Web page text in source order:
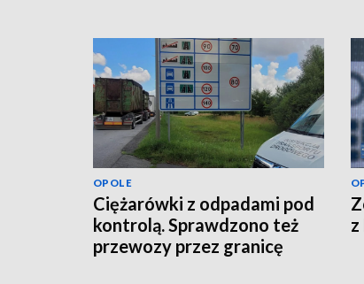
OPOLE
Ciężarówki z odpadami pod
kontrolą. Sprawdzono też
przewozy przez granicę
z